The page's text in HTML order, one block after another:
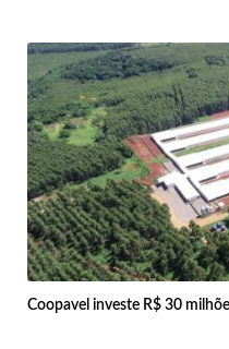
Coopavel investe R$ 30